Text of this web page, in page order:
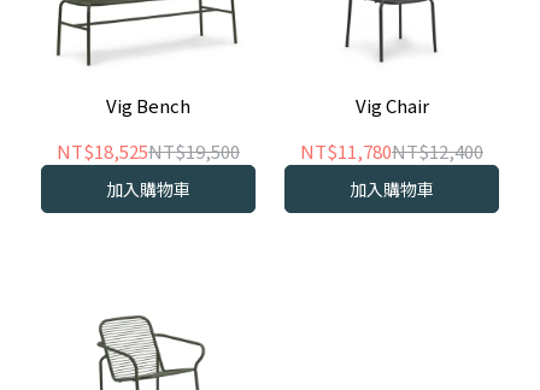
Vig Bench
NT$18,525NT$19,500
加入購物車
Vig Chair
NT$11,780NT$12,400
加入購物車